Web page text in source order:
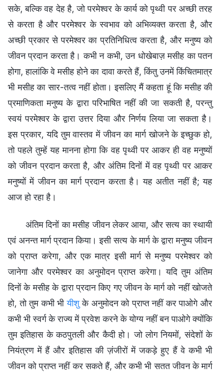
सके, बल्कि वह देह है, जो परमेश्वर के कार्य को पृथ्वी पर अच्छी तरह
से करता है और परमेश्वर के स्वभाव को अभिव्यक्त करता है, और
अच्छी प्रकार से परमेश्वर का प्रतिनिधित्व करता है, और मनुष्य को
जीवन प्रदान करता है। कभी न कभी, उन धोखेबाज़ मसीह का पतन
होगा, हालांकि वे मसीह होने का दावा करते हैं, किंतु उनमें किंचितमात्र
भी मसीह का सार-तत्व नहीं होता। इसलिए मैं कहता हूं कि मसीह की
प्रमाणिकता मनुष्य के द्वारा परिभाषित नहीं की जा सकती है, परन्तु
स्वयं परमेश्वर के द्वारा उत्तर दिया और निर्णय लिया जा सकता है।
इस प्रकार, यदि तुम वास्तव में जीवन का मार्ग खोजने के इच्छुक हो,
तो पहले तुम्हें यह मानना होगा कि वह पृथ्वी पर आकर ही वह मनुष्यों
को जीवन प्रदान करता है, और अंतिम दिनों में वह पृथ्वी पर आकर
मनुष्यों में जीवन का मार्ग प्रदान करता है। यह अतीत नहीं है; यह
आज हो रहा है।
अंतिम दिनों का मसीह जीवन लेकर आया, और सत्य का स्थायी
एवं अनन्त मार्ग प्रदान किया। इसी सत्य के मार्ग के द्वारा मनुष्य जीवन
को प्राप्त करेगा, और एक मात्र इसी मार्ग से मनुष्य परमेश्वर को
जानेगा और परमेश्वर का अनुमोदन प्राप्त करेगा। यदि तुम अंतिम
दिनों के मसीह के द्वारा प्रदान किए गए जीवन के मार्ग को नहीं खोजते
हो, तो तुम कभी भीयीशुके अनुमोदन को प्राप्त नहीं कर पाओगे और
कभी भी स्वर्ग के राज्य में प्रवेश करने के योग्य नहीं बन पाओगे क्योंकि
तुम इतिहास के कठपुतली और कैदी हो। जो लोग नियमों, संदेशों के
नियंत्रण में हैं और इतिहास की ज़ंजीरों में जकड़े हुए हैं वे कभी भी
जीवन को प्राप्त नहीं कर सकते हैं, और कभी भी सतत जीवन के मार्ग